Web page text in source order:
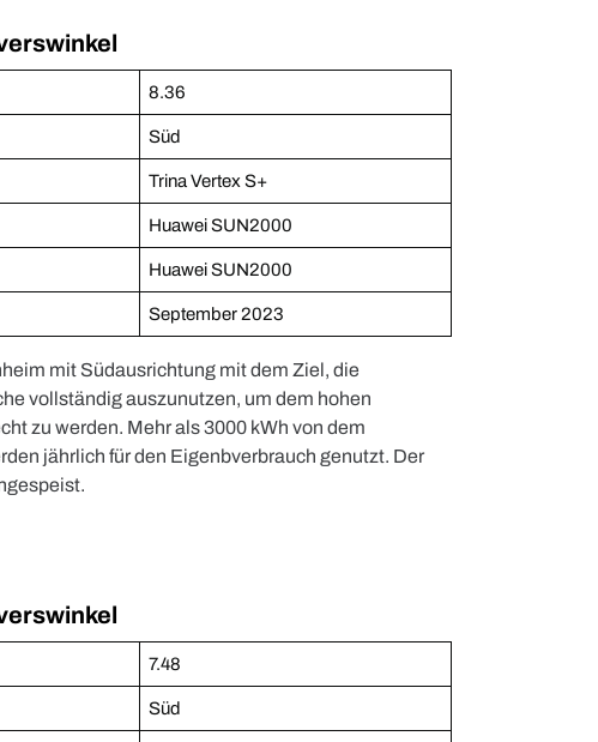
8.36
Süd
Trina Vertex S+
Huawei SUN2000
Huawei SUN2000
September 2023
mit Südausrichtung mit dem Ziel, die
vollständig auszunutzen, um dem hohen
zu werden. Mehr als 3000 kWh von dem
jährlich für den Eigenbverbrauch genutzt. Der
7.48
Süd